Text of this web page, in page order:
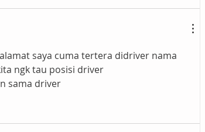
saya cuma tertera didriver nama
ngk tau posisi driver
sama driver